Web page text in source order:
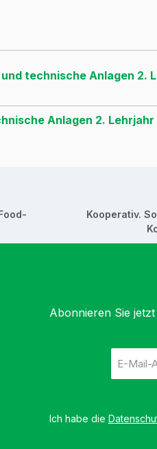
technische Anlagen 2.
Anlagen 2. Lehrjahr
Kooperativ.
Abonnieren Sie
Mail-
Adresse
Ich habe die